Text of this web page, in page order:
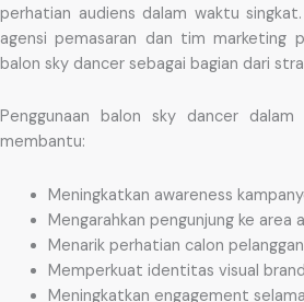
perhatian audiens dalam waktu
agensi pemasaran dan tim marketing
balon sky dancer sebagai bagian dari
Penggunaan balon sky dancer
membantu:
Meningkatkan awareness
Mengarahkan pengunjung ke area
Menarik perhatian calon
Memperkuat identitas visual
Meningkatkan engagement